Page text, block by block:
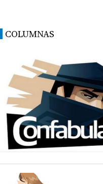
COLUMNAS